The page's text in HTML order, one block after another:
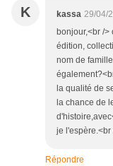
K kassa 29/04/
bonjour,<br /
édition,
nom de
la qualité de
la chance de
je l'espère.<br
Répondre